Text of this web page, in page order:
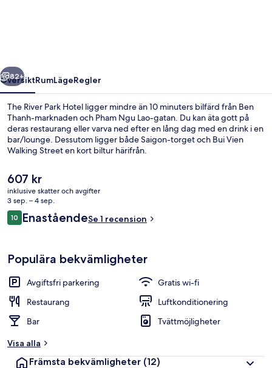
Nästa
82+
ÖversiktRumLägeRegler
The River Park Hotel ligger mindre än 10 minuters bilfärd från Ben
Thanh-marknaden och Pham Ngu Lao-gatan. Du kan äta gott på
deras restaurang eller varva ned efter en lång dag med en drink i en
bar/lounge. Dessutom ligger både Saigon-torget och Bui Vien
Walking Street en kort biltur härifrån.
Det
nuvarande
priset
är
607 kr
607 kr
inklusive skatter och avgifter
3 sep. – 4 sep.
Recensioner
1010 av 10,
EnaståendeSe 1 recension
Populära bekvämligheter
Avgiftsfri parkering
Gratis wi-fi
Restaurang
Luftkonditionering
Bar
Tvättmöjligheter
Visa alla
Främsta bekvämligheter (12)